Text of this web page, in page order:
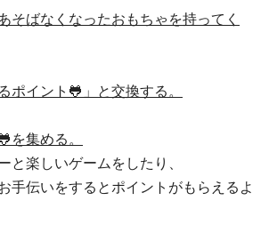
そばなくなったおもちゃを持ってく
ポイント🐸」と交換する。
を集める。
楽しいゲームをしたり、
手伝いをするとポイントがもらえるよ